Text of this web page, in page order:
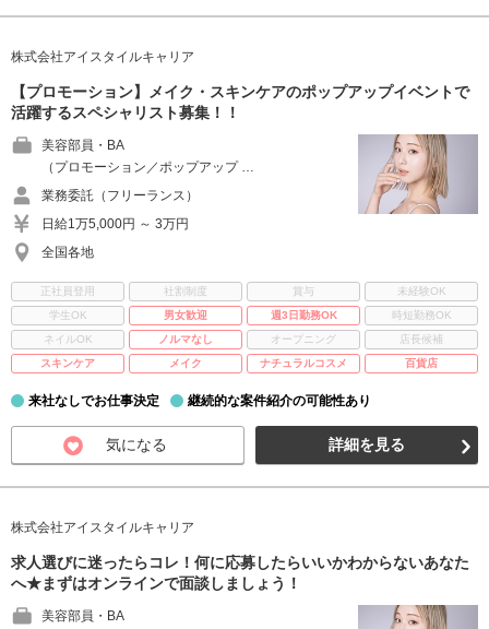
株式会社アイスタイルキャリア
【プロモーション】メイク・スキンケアのポップアップイベントで
活躍するスペシャリスト募集！！
美容部員・BA
（プロモーション／ポップアップ …
業務委託（フリーランス）
日給1万5,000円 ～ 3万円
全国各地
正社員登用 社割制度 賞与
未経験OK
学生OK
男女歓迎 週3日勤務OK
時短勤務OK
ネイルOK
ノルマなし オープニング
店長候補
スキンケア
メイク ナチュラルコスメ 百貨店
来社なしでお仕事決定 継続的な案件紹介の可能性あり
気になる 詳細を見る
株式会社アイスタイルキャリア
求人選びに迷ったらコレ！何に応募したらいいかわからないあなた
へ★まずはオンラインで面談しましょう！
美容部員・BA